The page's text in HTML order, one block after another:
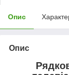
Опис
Опис